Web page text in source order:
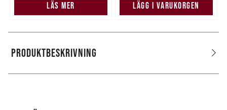
LÄS MER LÄGG I VARUKORGEN
PRODUKTBESKRIVNING